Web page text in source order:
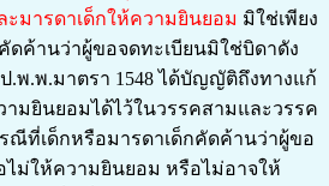
ะมารดาเด็กให้ความยินยอม มิใช่เพียง
ดค้านว่าผู้ขอจดทะเบียนมิใช่บิดาดัง
พ.พ.มาตรา 1548 ได้บัญญัติถึงทางแก้
มยินยอมได้ไว้ในวรรคสามและวรรค
ณีที่เด็กหรือมารดาเด็กคัดค้านว่าผู้ขอ
ไม่ให้ความยินยอม หรือไม่อาจให้